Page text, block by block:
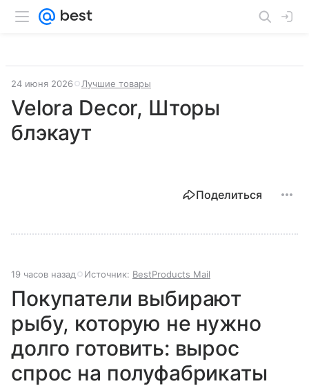
24 июня 2026 Лучшие товары
Velora Decor, Шторы
блэкаут
Поделиться
19 часов назад Источник: BestProducts Mail
Покупатели выбирают
рыбу, которую не нужно
долго готовить: вырос
спрос на полуфабрикаты